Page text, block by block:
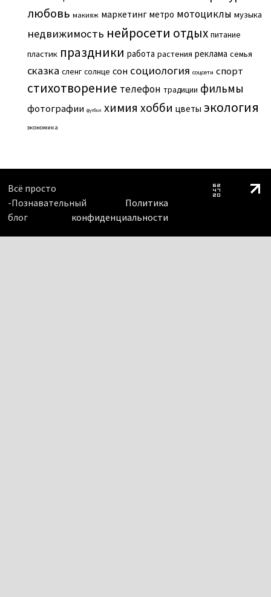
любовь макияж маркетинг метро мотоциклы музыка
недвижимость нейросети отдых питание
пластик праздники работа растения реклама семья
сказка сленг солнце сон социология соцсети спорт
стихотворение телефон традиции фильмы
фотографии футбол химия хобби цветы экология
экономика
Всё просто
-Познавательный
блог
Политика
конфиденциальности